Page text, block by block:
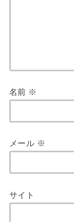
名前 ※
メール ※
サイト